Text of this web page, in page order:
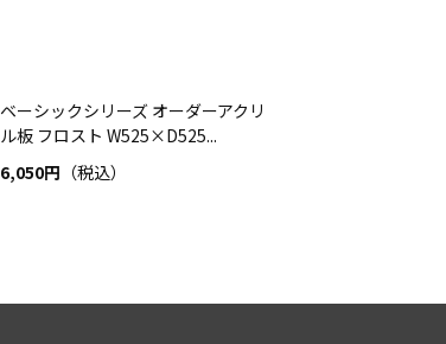
ベーシックシリーズ オーダーアクリ
ル板 フロスト W525×D525...
6,050円 （税込）